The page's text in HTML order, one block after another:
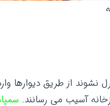
نشوند از طریق دیوارها
آسیب می رسانند.